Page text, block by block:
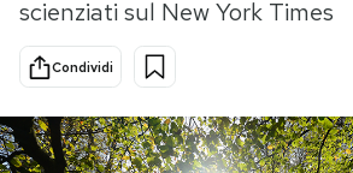
Cultura
Economia
Europa
scienziati sul New York Times
Condividi